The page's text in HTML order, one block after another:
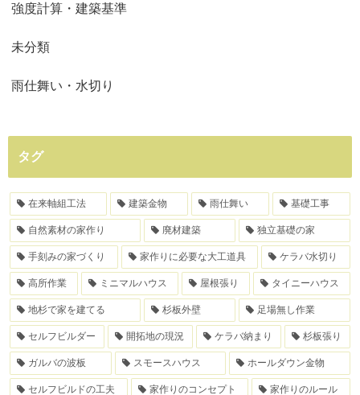
強度計算・建築基準
未分類
雨仕舞い・水切り
タグ
在来軸組工法 建築金物 雨仕舞い 基礎工事
自然素材の家作り 廃材建築 独立基礎の家
手刻みの家づくり 家作りに必要な大工道具 ケラバ水切り
高所作業 ミニマルハウス 屋根張り タイニーハウス
地杉で家を建てる 杉板外壁 足場無し作業
セルフビルダー 開拓地の現況 ケラバ納まり 杉板張り
ガルバの波板 スモースハウス ホールダウン金物
セルフビルドの工夫 家作りのコンセプト 家作りのルール